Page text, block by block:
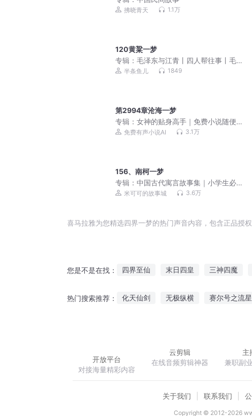
拂晓青天 1.1万
120黄粱一梦
专辑： 毛泽东与江青丨四人帮往事丨毛
泽东晚年岁月丨伟人故事
半条鱼儿 1849
第2994章沧海一梦
专辑： 女神的贴身高手｜免费小说随便
听｜美女爽文
免费有声小说AI 3.1万
156、南柯一梦
专辑： 中国古代寓言故事集｜小学生必
读 米可可的故事城 3.6万
喜马拉雅为您精选四界一梦的热门声音内容，包含正品授
您是不是在找： 四界至仙 末日四皇 三神四魔
热门搜索推荐： 化天仙剑 无极纵横 赛尔号之流
开放平台
对接海量精彩内容
云剪辑
在线音频剪辑神器
主
兼职副
关于我们 联系我们
Copyright © 2012-2026